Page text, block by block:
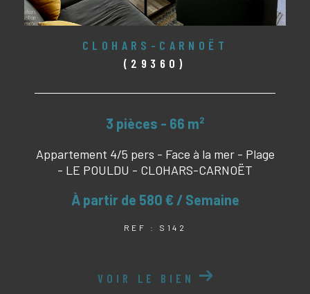
CLOHARS-CARNOËT
(29360)
3 pièces - 66 m²
Appartement 4/5 pers - Face à la mer - Plage
- LE POULDU - CLOHARS-CARNOËT
À partir de 580 € / Semaine
REF : S142
VOIR LE BIEN